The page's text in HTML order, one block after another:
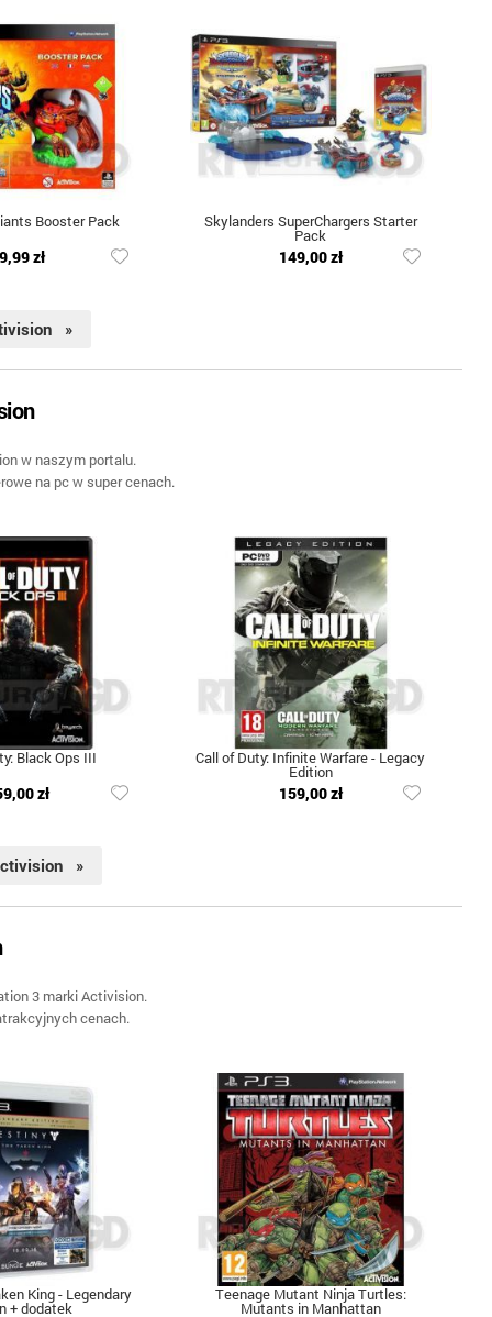
Booster Pack
zł
Skylanders SuperChargers Starter
Pack
149,00 zł
»
w naszym portalu.
na pc w super cenach.
Black Ops III
zł
Call of Duty: Infinite Warfare - Legacy
Edition
159,00 zł
»
3 marki Activision.
cenach.
King - Legendary
+ dodatek
Teenage Mutant Ninja Turtles:
Mutants in Manhattan